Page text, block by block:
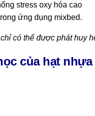
stress oxy hóa cao
ứng dụng mixbed.
có thể được phát huy
của hạt